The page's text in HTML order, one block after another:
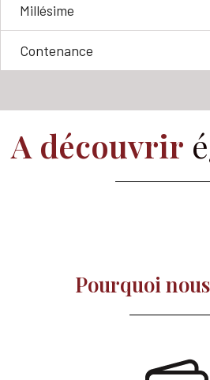
Millésime
Contenance
A découvrir
Pourquoi